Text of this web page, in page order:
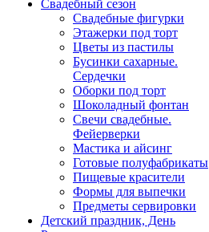
Свадебный сезон
Свадебные фигурки
Этажерки под торт
Цветы из пастилы
Бусинки сахарные.
Сердечки
Оборки под торт
Шоколадный фонтан
Свечи свадебные.
Фейерверки
Мастика и айсинг
Готовые полуфабрикаты
Пищевые красители
Формы для выпечки
Предметы сервировки
Детский праздник, День